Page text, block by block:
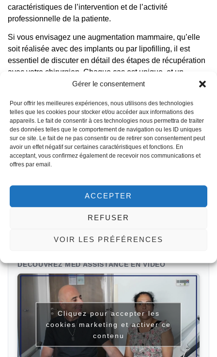
Gérer le consentement
Pour offrir les meilleures expériences, nous utilisons des technologies
telles que les cookies pour stocker et/ou accéder aux informations des
appareils. Le fait de consentir à ces technologies nous permettra de traiter
des données telles que le comportement de navigation ou les ID uniques
sur ce site. Le fait de ne pas consentir ou de retirer son consentement peut
avoir un effet négatif sur certaines caractéristiques et fonctions. En
acceptant, vous confirmez également de recevoir nos communications et
offres par email.
ACCEPTER
REFUSER
VOIR LES PRÉFÉRENCES
caractéristiques de l’intervention et de l’activité
professionnelle de la patiente.
Si vous envisagez une augmentation mammaire, qu’elle
soit réalisée avec des implants ou par lipofilling, il est
essentiel de discuter en détail des étapes de récupération
avec votre chirurgien. Chaque cas est unique, et un
accompagnement personnalisé garantit des résultats
consultation, n’hésitez pas à nous contacter dès
aujourd’hui.
Disclaimer : Les informations sur ce site ne sont pas
destinées à remplacer un avis médical professionnel, un
diagnostic ou un traitement. Tout le contenu, y compris le
disponible via ce site web, est fourni à des fins
d’information générale seulement.
DÉCOUVREZ MED ASSISTANCE EN VIDÉO
Cliquez pour accepter les
cookies marketing et activer ce
contenu